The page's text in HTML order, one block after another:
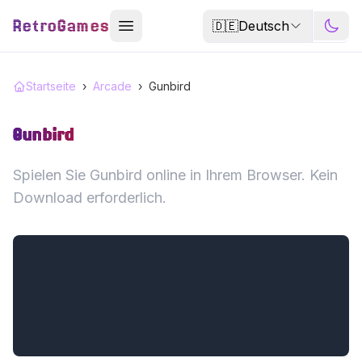
RetroGames 🇩🇪Deutsch
Startseite › Arcade › Gunbird
Gunbird
Spielen Sie Gunbird online in Ihrem Browser. Kein
Download erforderlich.